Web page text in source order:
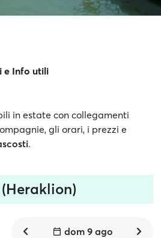
e Info utili
in estate con collegamenti
gli orari, i prezzi e
.
dom 9 ago